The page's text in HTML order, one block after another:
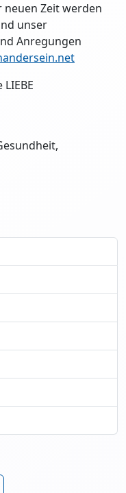
Zeit werden
unser
Anregungen